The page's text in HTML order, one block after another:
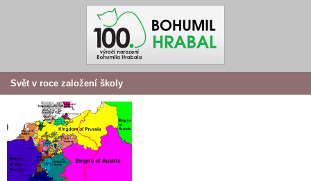
Svět v roce založení školy